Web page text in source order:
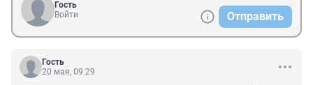
Гость
Войти
Отправить
Гость
20 мая, 09:29